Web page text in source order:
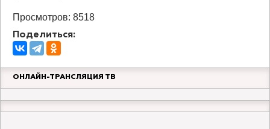
Просмотров: 8518
Поделиться:
ОНЛАЙН-ТРАНСЛЯЦИЯ ТВ